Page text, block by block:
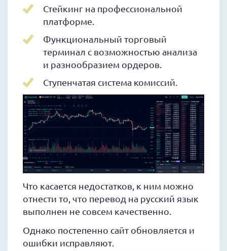
Стейкинг на профессиональной
платформе.
Функциональный торговый
терминал с возможностью анализа
и разнообразием ордеров.
Ступенчатая система комиссий.
Что касается недостатков, к ним можно
отнести то, что перевод на русский язык
выполнен не совсем качественно.
Однако постепенно сайт обновляется и
ошибки исправляют.